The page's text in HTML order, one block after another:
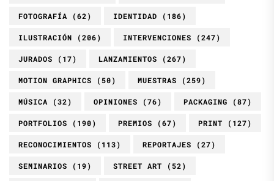
FOTOGRAFÍA (62) IDENTIDAD (186)
ILUSTRACIÓN (206) INTERVENCIONES (247)
JURADOS (17) LANZAMIENTOS (267)
MOTION GRAPHICS (50) MUESTRAS (259)
MÚSICA (32) OPINIONES (76) PACKAGING (87)
PORTFOLIOS (190) PREMIOS (67) PRINT (127)
RECONOCIMIENTOS (113) REPORTAJES (27)
SEMINARIOS (19) STREET ART (52)